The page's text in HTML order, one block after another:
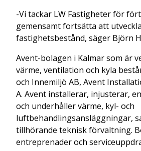
-Vi tackar LW Fastigheter för
gemensamt fortsätta att
fastighetsbestånd, säger Björn
Avent-bolagen i Kalmar som är
värme, ventilation och kyla
och Innemiljö AB, Avent
A. Avent installerar, injusterar,
och underhåller värme, kyl- och
luftbehandlingsansläggningar,
tillhörande teknisk förvaltning.
entreprenader och